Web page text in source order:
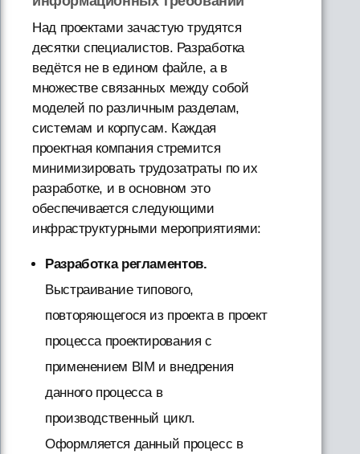
Над проектами зачастую трудятся
десятки специалистов. Разработка
ведётся не в едином файле, а в
множестве связанных между собой
моделей по различным разделам,
системам и корпусам. Каждая
проектная компания стремится
минимизировать трудозатраты по их
разработке, и в основном это
обеспечивается следующими
инфраструктурными мероприятиями:
Разработка регламентов.
Выстраивание типового,
повторяющегося из проекта в проект
процесса проектирования с
применением BIM и внедрения
данного процесса в
производственный цикл.
Оформляется данный процесс в